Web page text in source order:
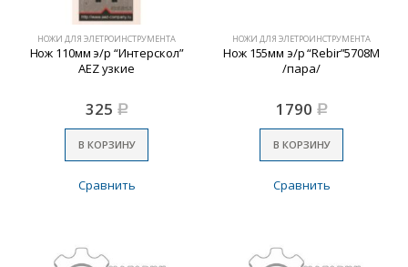
НОЖИ ДЛЯ ЭЛЕТРОИНСТРУМЕНТА
Нож 110мм э/р “Интерскол”
АEZ узкие
325 Р
В КОРЗИНУ
Сравнить
НОЖИ ДЛЯ ЭЛЕТРОИНСТРУМЕНТА
Нож 155мм э/р “Rebir”5708М
/пара/
1790 Р
В КОРЗИНУ
Сравнить